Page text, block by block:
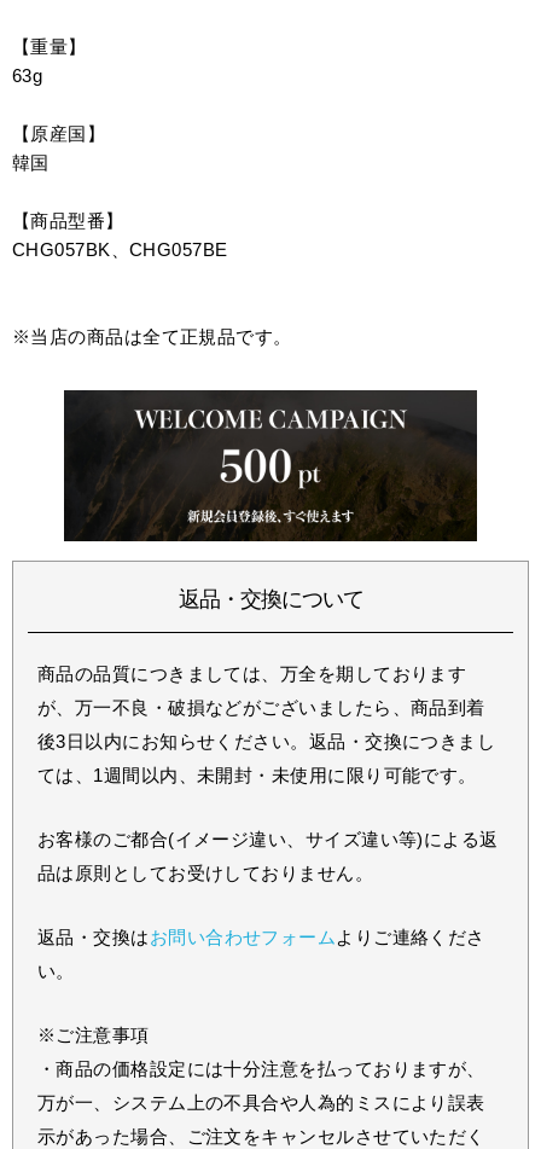
【重量】
63g
【原産国】
韓国
【商品型番】
CHG057BK、CHG057BE
※当店の商品は全て正規品です。
返品・交換について
商品の品質につきましては、万全を期しております
が、万一不良・破損などがございましたら、商品到着
後3日以内にお知らせください。返品・交換につきまし
ては、1週間以内、未開封・未使用に限り可能です。
お客様のご都合(イメージ違い、サイズ違い等)による返
品は原則としてお受けしておりません。
返品・交換はお問い合わせフォーム よりご連絡くださ
い。
※ご注意事項
・商品の価格設定には十分注意を払っておりますが、
万が一、システム上の不具合や人為的ミスにより誤表
示があった場合、ご注文をキャンセルさせていただく